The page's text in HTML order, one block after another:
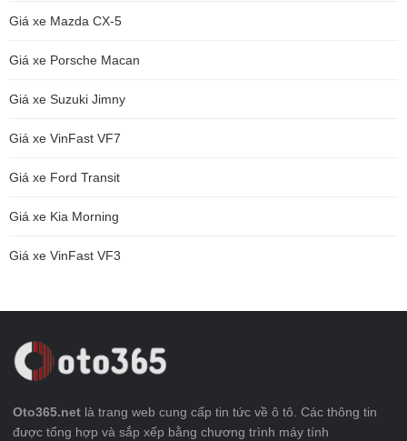
Giá xe Mazda CX-5
Giá xe Porsche Macan
Giá xe Suzuki Jimny
Giá xe VinFast VF7
Giá xe Ford Transit
Giá xe Kia Morning
Giá xe VinFast VF3
Oto365.net là trang web cung cấp tin tức về ô tô. Các thông tin
được tổng hợp và sắp xếp bằng chương trình máy tính